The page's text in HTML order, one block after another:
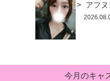
アフヌ
今月のキャ